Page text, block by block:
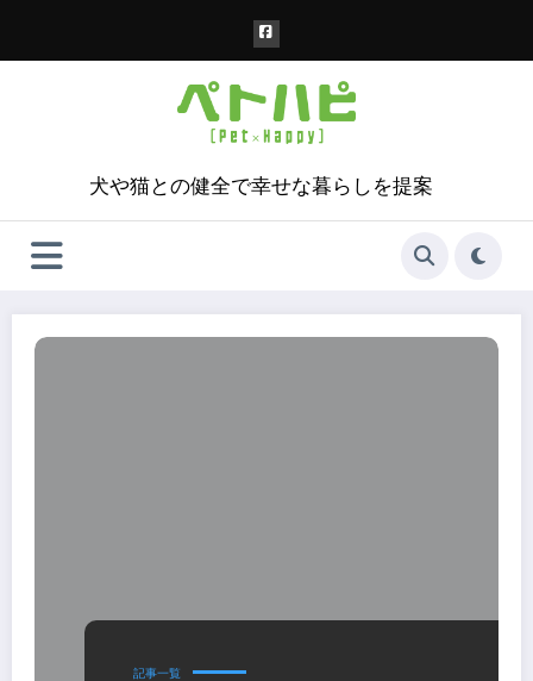
犬や猫との健全で幸せな暮らしを提案
記事一覧